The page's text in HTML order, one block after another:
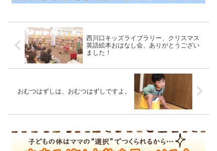
西川口キッズライブラリー、クリスマス
英語絵本おはなし会、ありがとうござい
ました！
おむつはずしは、おむつはずしですよ。